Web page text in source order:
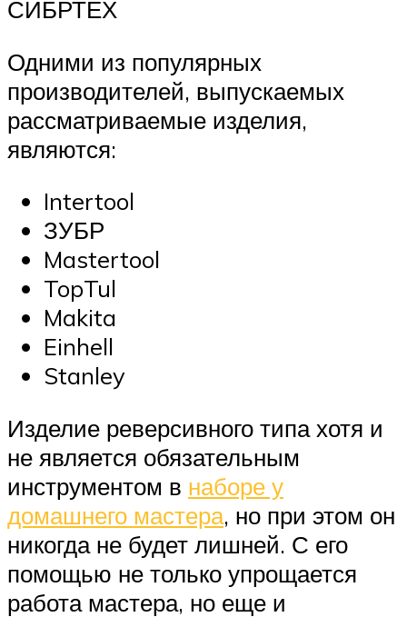
СИБРТЕХ
Одними из популярных
производителей, выпускаемых
рассматриваемые изделия,
являются:
Intertool
ЗУБР
Mastertool
TopTul
Makita
Einhell
Stanley
Изделие реверсивного типа хотя и
не является обязательным
инструментом в наборе у
домашнего мастера, но при этом он
никогда не будет лишней. С его
помощью не только упрощается
работа мастера, но еще и